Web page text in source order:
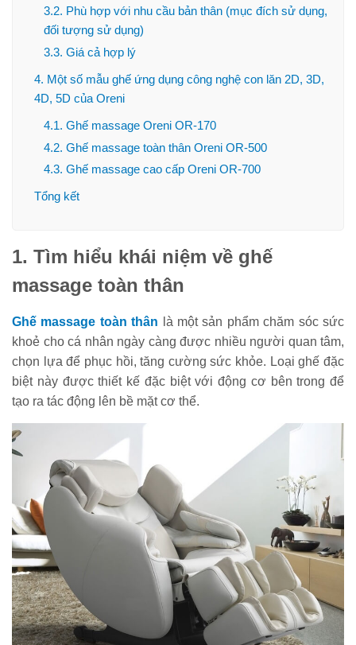
3.2. Phù hợp với nhu cầu bản thân (mục đích sử dụng,
đối tượng sử dụng)
3.3. Giá cả hợp lý
4. Một số mẫu ghế ứng dụng công nghệ con lăn 2D, 3D,
4D, 5D của Oreni
4.1. Ghế massage Oreni OR-170
4.2. Ghế massage toàn thân Oreni OR-500
4.3. Ghế massage cao cấp Oreni OR-700
Tổng kết
1. Tìm hiểu khái niệm về ghế
massage toàn thân
Ghế massage toàn thân là một sản phẩm chăm sóc sức
khoẻ cho cá nhân ngày càng được nhiều người quan tâm,
chọn lựa để phục hồi, tăng cường sức khỏe. Loại ghế đặc
biệt này được thiết kế đặc biệt với động cơ bên trong để
tạo ra tác động lên bề mặt cơ thể.